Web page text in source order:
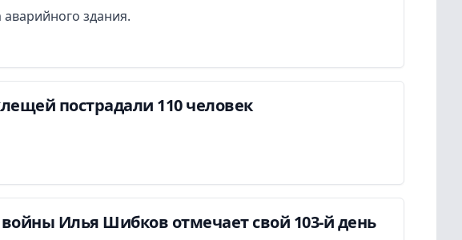
здания.
пострадали 110 человек
Илья Шибков отмечает свой 103-й день